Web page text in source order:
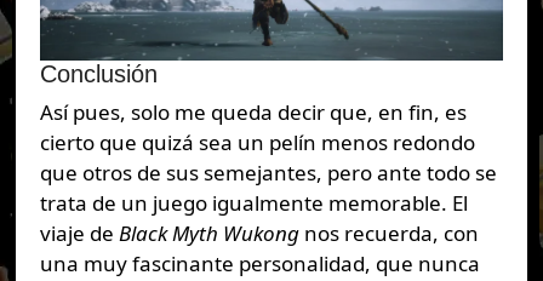
Conclusión
Así pues, solo me queda decir que, en fin, es
cierto que quizá sea un pelín menos redondo
que otros de sus semejantes, pero ante todo se
trata de un juego igualmente memorable. El
viaje de Black Myth Wukongnos recuerda, con
una muy fascinante personalidad, que nunca